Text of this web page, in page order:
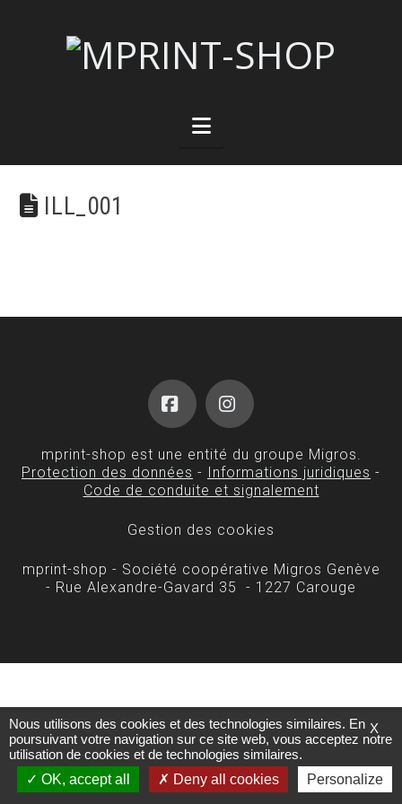
Navigation
ILL_001
FacebookInstagram
mprint-shop est une entité du groupe Migros.
Protection des données - Informations juridiques -
Code de conduite et signalement
Gestion des cookies
mprint-shop - Société coopérative Migros Genève
- Rue Alexandre-Gavard 35 - 1227 Carouge
X
Nous utilisons des cookies et des technologies similaires. En
poursuivant votre navigation sur ce site web, vous acceptez notre
utilisation de cookies et de technologies similaires.
OK, accept all
Deny all cookies Personalize